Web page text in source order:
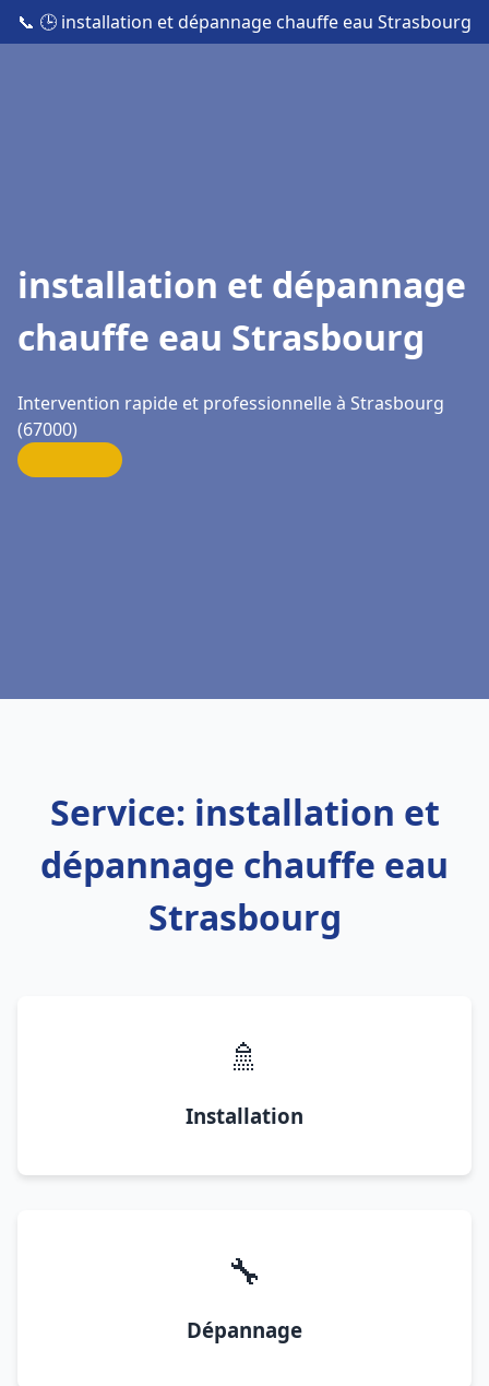
📞 🕒 installation et dépannage chauffe eau Strasbourg
installation et dépannage
chauffe eau Strasbourg
Intervention rapide et professionnelle à Strasbourg
(67000)
Service: installation et
dépannage chauffe eau
Strasbourg
🚿
Installation
🔧
Dépannage